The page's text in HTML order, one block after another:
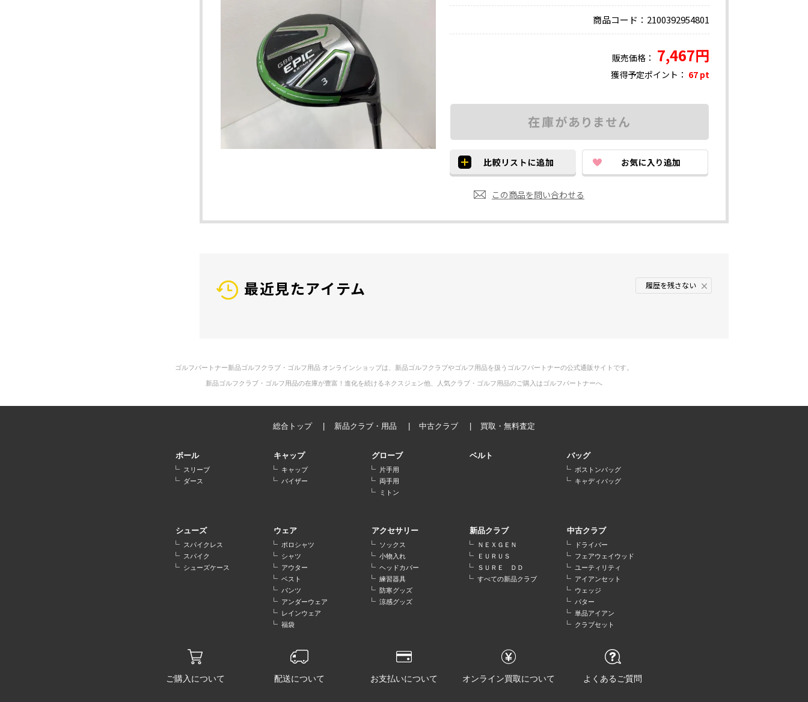
商品コード：2100392954801
販売価格： 7,467円
獲得予定ポイント： 67 pt
この商品を問い合わせる
最近見たアイテム 履歴を残さない
ゴルフパートナー新品ゴルフクラブ・ゴルフ用品 オンラインショップは、新品ゴルフクラブやゴルフ用品を扱うゴルフパートナーの公式通販サイトです。
新品ゴルフクラブ・ゴルフ用品の在庫が豊富！進化を続けるネクスジェン他、人気クラブ・ゴルフ用品のご購入はゴルフパートナーへ
総合トップ 新品クラブ・用品 中古クラブ 買取・無料査定
ボール
スリーブ
ダース
キャップ
キャップ
バイザー
グローブ
片手用
両手用
ミトン
ベルト バッグ
ボストンバッグ
キャディバッグ
シューズ
スパイクレス
スパイク
シューズケース
ウェア
ポロシャツ
シャツ
アウター
ベスト
パンツ
アンダーウェア
レインウェア
福袋
アクセサリー
ソックス
小物入れ
ヘッドカバー
練習器具
防寒グッズ
涼感グッズ
新品クラブ
ＮＥＸＧＥＮ
ＥＵＲＵＳ
ＳＵＲＥ ＤＤ
すべての新品クラブ
中古クラブ
ドライバー
フェアウェイウッド
ユーティリティ
アイアンセット
ウェッジ
パター
単品アイアン
クラブセット
ご購入について 配送について お支払いについて オンライン買取について よくあるご質問